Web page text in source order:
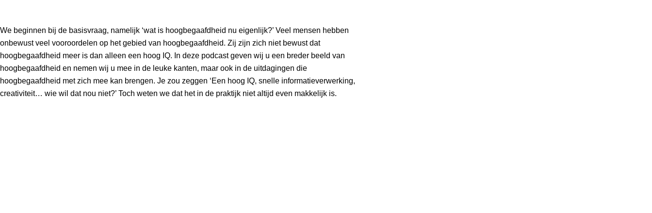
We beginnen bij de basisvraag, namelijk ‘wat is hoogbegaafdheid nu eigenlijk?’ Veel mensen hebben
onbewust veel vooroordelen op het gebied van hoogbegaafdheid. Zij zijn zich niet bewust dat
hoogbegaafdheid meer is dan alleen een hoog IQ. In deze podcast geven wij u een breder beeld van
hoogbegaafdheid en nemen wij u mee in de leuke kanten, maar ook in de uitdagingen die
hoogbegaafdheid met zich mee kan brengen. Je zou zeggen ‘Een hoog IQ, snelle informatieverwerking,
creativiteit… wie wil dat nou niet?’ Toch weten we dat het in de praktijk niet altijd even makkelijk is.